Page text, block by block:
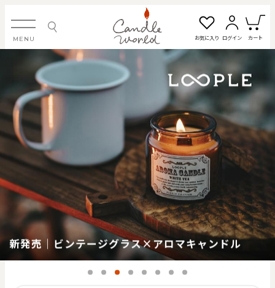
MENU お気に入り ログイン カート
ログイン・新規会員登録
お気に入り一覧 カートを見る
すべてのアイテム
カテゴリから探す
#タグから探す
新発売｜ビンテージグラス×アロマキャンドル